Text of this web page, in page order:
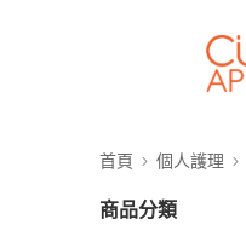
首頁 個人護理
商品分類